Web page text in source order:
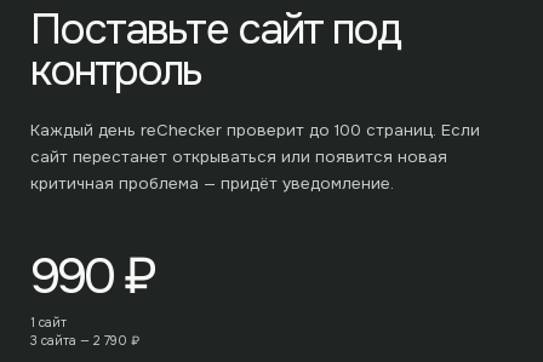
Поставьте сайт под
контроль
Каждый день reChecker проверит до 100 страниц. Если
сайт перестанет открываться или появится новая
критичная проблема — придёт уведомление.
990₽
1 сайт
3 сайта — 2 790 ₽